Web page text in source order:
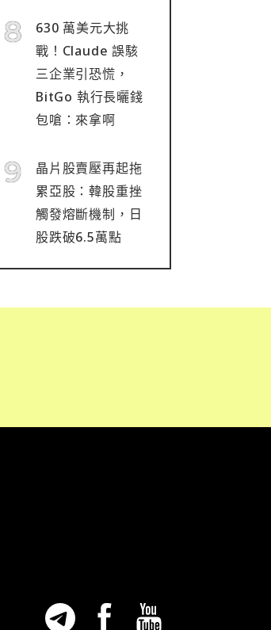
630 萬美元大挑
戰！Claude 誤駭
三企業引恐慌，
BitGo 執行長曬錢
包嗆：來拿啊
晶片股賣壓再起拖
累亞股：韓股重挫
觸發熔斷機制，日
股跌破6.5萬點